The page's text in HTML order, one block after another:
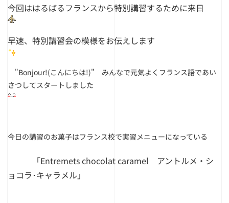
今回ははるばるフランスから特別講習するために来日
早速、特別講習会の模様をお伝えします
"Bonjour!(こんにちは!)" みんなで元気よくフランス語であい
さつしてスタートしました
今日の講習のお菓子はフランス校で実習メニューになっている
「Entremets chocolat caramel アントルメ・シ
ョコラ･キャラメル」